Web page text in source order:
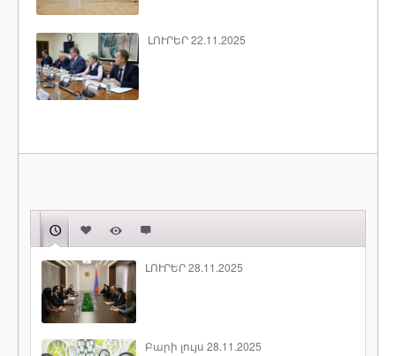
ԼՈՒՐԵՐ 22.11.2025
ԼՈՒՐԵՐ 28.11.2025
Բարի լույս 28.11.2025